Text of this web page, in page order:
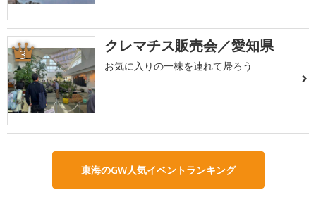
3 クレマチス販売会／愛知県
お気に入りの一株を連れて帰ろう
東海のGW人気イベントランキング